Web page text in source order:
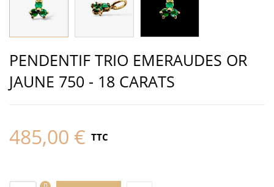
PENDENTIF TRIO EMERAUDES OR
JAUNE 750 - 18 CARATS
485,00 € TTC